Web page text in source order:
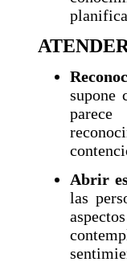
supone
Abrir
las